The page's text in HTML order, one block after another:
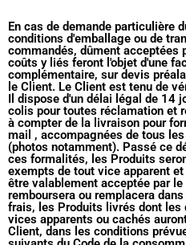
En cas de demande particulière
conditions d'emballage ou de
commandés, dûment acceptées
coûts y liés feront l'objet d'une
complémentaire, sur devis
le Client. Le Client est tenu de
Il dispose d'un délai légal de 14
colis pour toutes réclamation et
à compter de la livraison pour
mail , accompagnées de tous
(photos notamment). Passé ce
ces formalités, les Produits
exempts de tout vice apparent
être valablement acceptée par le
remboursera ou remplacera
frais, les Produits livrés dont les
vices apparents ou cachés
Client, dans les conditions